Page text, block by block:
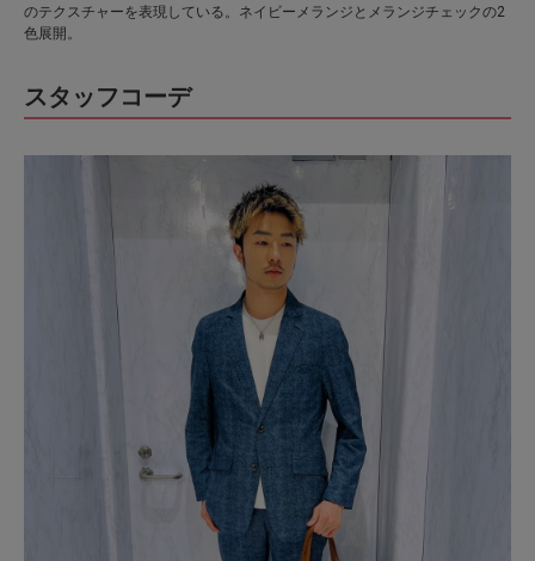
のテクスチャーを表現している。ネイビーメランジとメランジチェックの2
色展開。
スタッフコーデ